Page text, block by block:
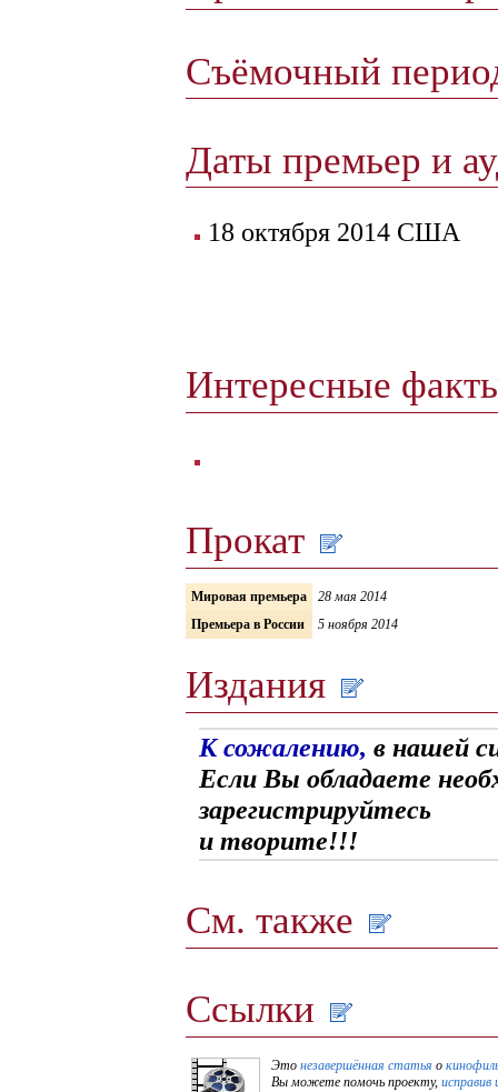
Съёмочный
Даты премьер и
18 октября 2014 США
Интересные
Прокат
Мировая премьера
28 мая 2014
Премьера в России
5 ноября 2014
Издания
К сожалению, в нашей
Если Вы обладаете
зарегистрируйтесь
и творите!!!
См. также
Ссылки
Это незавершённая статья о
Вы можете помочь проекту, исправив